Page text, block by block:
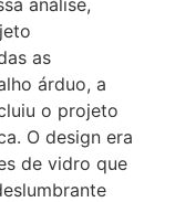
análise,
as
árduo, a
o projeto
O design era
de vidro que